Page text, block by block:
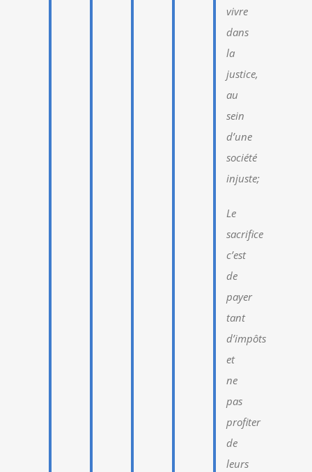
vivre
dans
la
justice,
au
sein
d’une
société
injuste;
Le
sacrifice
c’est
de
payer
tant
d’impôts
et
ne
pas
profiter
de
leurs